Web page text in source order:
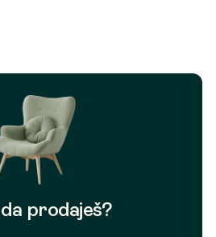
prodaješ?